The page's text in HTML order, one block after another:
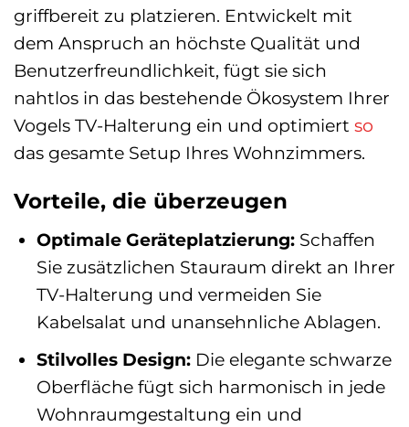
griffbereit zu platzieren. Entwickelt mit
dem Anspruch an höchste Qualität und
Benutzerfreundlichkeit, fügt sie sich
nahtlos in das bestehende Ökosystem Ihrer
Vogels TV-Halterung ein und optimiert so
das gesamte Setup Ihres Wohnzimmers.
Vorteile, die überzeugen
Optimale Geräteplatzierung:Schaffen
Sie zusätzlichen Stauraum direkt an Ihrer
TV-Halterung und vermeiden Sie
Kabelsalat und unansehnliche Ablagen.
Stilvolles Design:Die elegante schwarze
Oberfläche fügt sich harmonisch in jede
Wohnraumgestaltung ein und